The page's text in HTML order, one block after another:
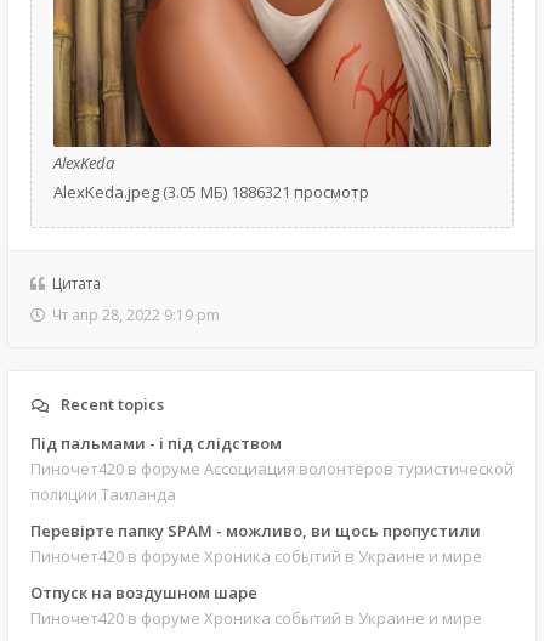
AlexKeda
AlexKeda.jpeg (3.05 МБ) 1886321 просмотр
Цитата
Чт апр 28, 2022 9:19 pm
Recent topics
Під пальмами - і під слідством
Пиночет420 в форуме Ассоциация волонтёров туристической
полиции Таиланда
Перевірте папку SPAM - можливо, ви щось пропустили
Пиночет420 в форуме Хроника событий в Украине и мире
Отпуск на воздушном шаре
Пиночет420 в форуме Хроника событий в Украине и мире